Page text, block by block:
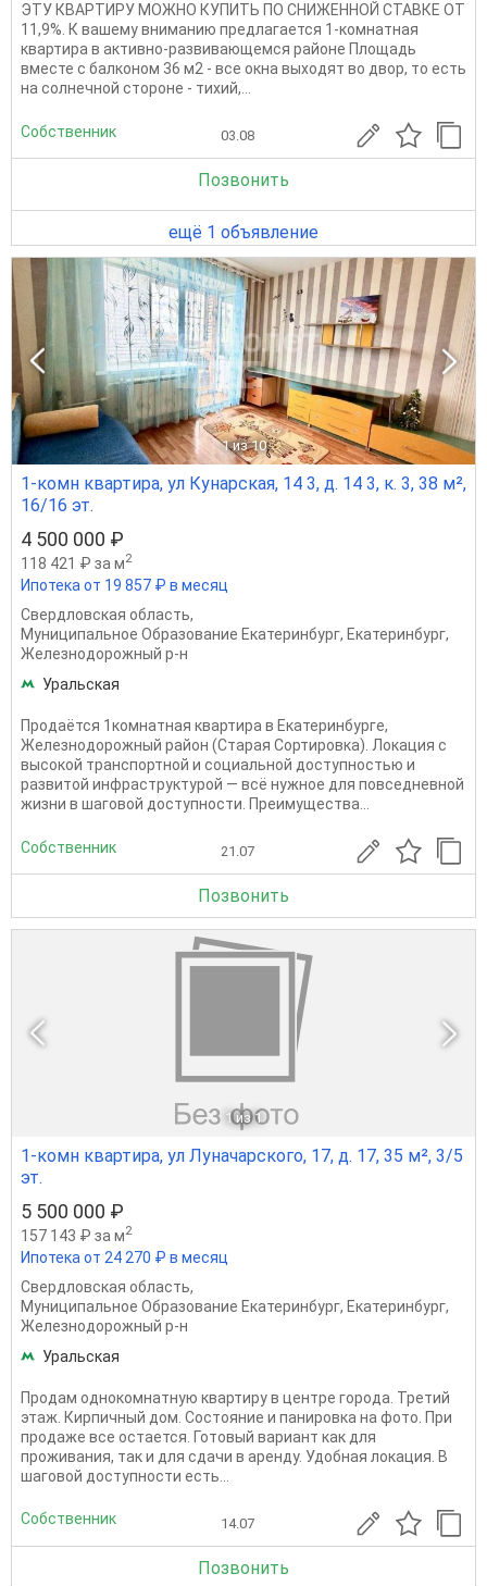
ЭТУ КВАРТИРУ МОЖНО КУПИТЬ ПО СНИЖЕННОЙ СТАВКЕ ОТ
11,9%. К вашему вниманию предлагается 1-комнатная
квартира в активно-развивающемся районе Площадь
вместе с балконом 36 м2 - все окна выходят во двор, то есть
на солнечной стороне - тихий,...
Собственник 03.08
Позвонить
ещё 1 объявление
1 из 10
1-комн квартира, ул Кунарская, 14 3, д. 14 3, к. 3, 38 м²,
16/16 эт.
4 500 000 ₽
118 421 ₽ за м2
Ипотека от 19 857 ₽ в месяц
Свердловская область,
Муниципальное Образование Екатеринбург, Екатеринбург,
Железнодорожный р-н
Уральская
Продаётся 1комнатная квартира в Екатеринбурге,
Железнодорожный район (Старая Сортировка). Локация с
высокой транспортной и социальной доступностью и
развитой инфраструктурой — всё нужное для повседневной
жизни в шаговой доступности. Преимущества...
Собственник 21.07
Позвонить
1 из 1
1-комн квартира, ул Луначарского, 17, д. 17, 35 м², 3/5
эт.
5 500 000 ₽
157 143 ₽ за м2
Ипотека от 24 270 ₽ в месяц
Свердловская область,
Муниципальное Образование Екатеринбург, Екатеринбург,
Железнодорожный р-н
Уральская
Продам однокомнатную квартиру в центре города. Третий
этаж. Кирпичный дом. Состояние и панировка на фото. При
продаже все остается. Готовый вариант как для
проживания, так и для сдачи в аренду. Удобная локация. В
шаговой доступности есть...
Собственник 14.07
Позвонить